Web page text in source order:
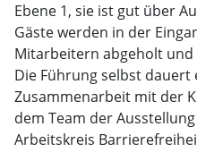
Ebene 1, sie ist gut über
Gäste werden in der
Mitarbeitern abgeholt
Die Führung selbst dauert
Zusammenarbeit mit der
dem Team der
Arbeitskreis